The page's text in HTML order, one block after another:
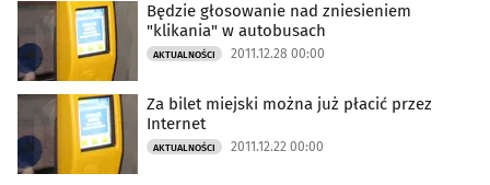
Będzie głosowanie nad zniesieniem
"klikania" w autobusach
AKTUALNOŚCI 2011.12.28 00:00
Za bilet miejski można już płacić przez
Internet
AKTUALNOŚCI 2011.12.22 00:00